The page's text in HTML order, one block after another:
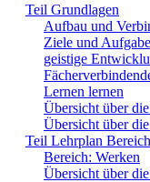
Teil Grundlagen
Aufbau und
Ziele und
geistige
Lernen lernen
Übersicht über
Übersicht über
Teil Lehrplan
Bereich: Werken
Übersicht über